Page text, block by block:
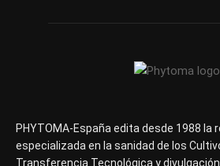
PHYTOMA-España edita desde 1988 la
especializada en la sanidad de los
Transferencia Tecnológica y